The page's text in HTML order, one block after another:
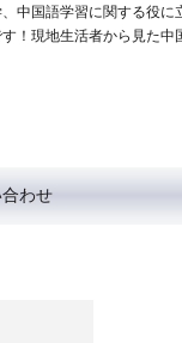
中国語学習に関する役
！現地生活者から見た中
わせ